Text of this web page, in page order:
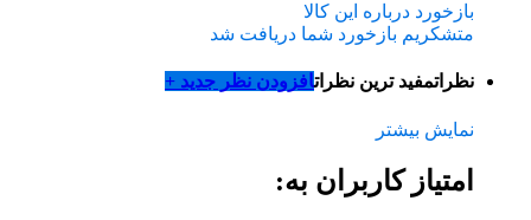
بازخورد درباره این کالا
متشکریم بازخورد شما دریافت شد
نظراتمفید ترین نظراتافزودن نظر جدید +
نمایش بیشتر
امتیاز کاربران به: